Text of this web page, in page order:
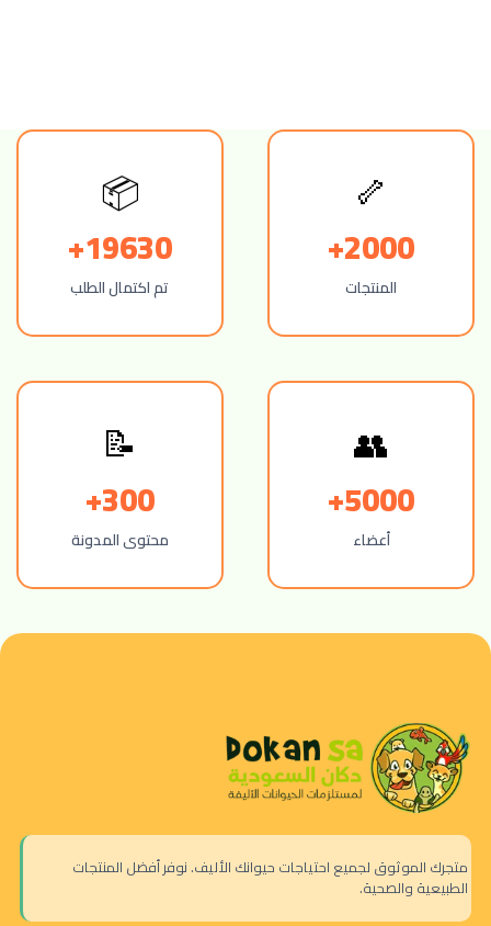
🦴
2000+
المنتجات
📦
19630+
تم اكتمال الطلب
👥
5000+
أعضاء
📝
300+
محتوى المدونة
متجرك الموثوق لجميع احتياجات حيوانك الأليف. نوفر أفضل المنتجات
الطبيعية والصحية.